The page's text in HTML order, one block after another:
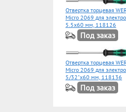
Отвертка торцевая
Micro 2069 для
5.5x60 мм, 118126
Под заказ
Отвертка торцевая
Micro 2069 для
5/32"x60 мм, 118136
Под заказ